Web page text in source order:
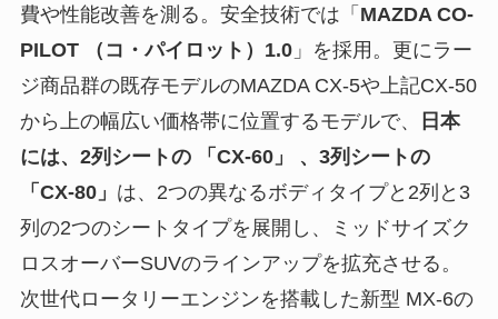
費や性能改善を測る。安全技術では「 MAZDA CO-
PILOT （コ・パイロット）1.0」を採用。更にラー
ジ商品群の既存モデルのMAZDA CX-5や上記CX-50
から上の幅広い価格帯に位置するモデルで、
日本
には、2列シートの 「CX-60」 、3列シートの
「CX-80」 は、2つの異なるボディタイプと2列と3
列の2つのシートタイプを展開し、ミッドサイズク
ロスオーバーSUVのラインアップを拡充させる。
次世代ロータリーエンジンを搭載した新型 MX-6の